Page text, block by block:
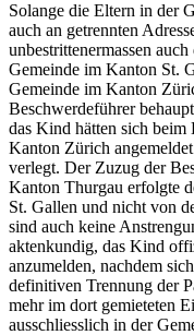
Solange die Eltern in der
auch an getrennten
unbestrittenermassen
Gemeinde im Kanton St.
Gemeinde im Kanton
Beschwerdeführer
das Kind hätten sich
Kanton Zürich
verlegt. Der Zuzug der
Kanton Thurgau erfolgte
St. Gallen und nicht von
sind auch keine
aktenkundig, das Kind
anzumelden, nachdem
definitiven Trennung der
mehr im dort gemieteten
ausschliesslich in der